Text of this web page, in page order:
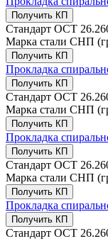
Получить КП
Стандарт ОСТ
Марка стали СНП
Получить КП
Прокладка
Получить КП
Стандарт ОСТ
Марка стали СНП
Получить КП
Прокладка
Получить КП
Стандарт ОСТ
Марка стали СНП
Получить КП
Прокладка
Получить КП
Стандарт ОСТ